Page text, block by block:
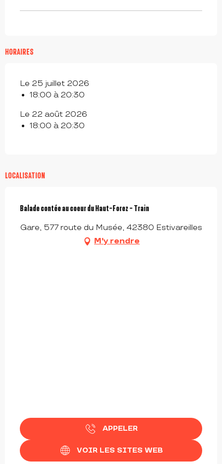
HORAIRES
Le 25 juillet 2026
18:00 à 20:30
Le 22 août 2026
18:00 à 20:30
LOCALISATION
Balade contée au coeur du Haut-Forez - Train
Gare, 577 route du Musée, 42380 Estivareilles
M'y rendre
APPELER
VOIR LES SITES WEB